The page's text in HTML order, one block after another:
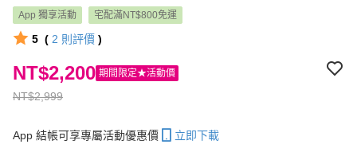
App 獨享活動 宅配滿NT$800免運
5 ( 2 則評價 )
NT$2,999
NT$2,200 期間限定★活動價
App 結帳可享專屬活動優惠價
立即下載